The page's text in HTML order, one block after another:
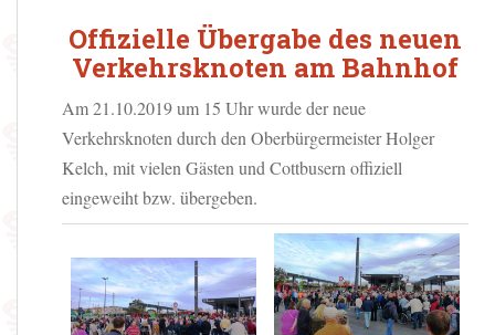
Offizielle Übergabe des neuen
Verkehrsknoten am Bahnhof
Am 21.10.2019 um 15 Uhr wurde der neue
Verkehrsknoten durch den Oberbürgermeister Holger
Kelch, mit vielen Gästen und Cottbusern offiziell
eingeweiht bzw. übergeben.